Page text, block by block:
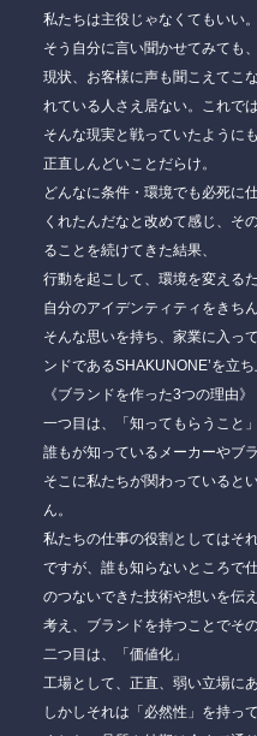
私たちは主役じゃなくてもいい。
そう自分に言い聞かせてみても、
現状、お客様に声も聞こえてこ
れている人さえ居ない。 これで
そんな現実と戦っていたように
正直しんどいことだらけ。
どんなに条件・環境でも必死に
くれたんだなと改めて感じ、そ
ることを続けてきた結果、
行動を起こして、環境を変えるた
自分のアイデンティティをきち
そんな思いを持ち、家業に入っ
ンドであるSHAKUNONE’を立
《ブランドを作った3つの理由》
一つ目は、「知ってもらうこと」
誰もが知っているメーカーやブ
そこに私たちが関わっていると
ん。
私たちの仕事の役割としてはそ
ですが、誰も知らないところで
のつないできた技術や想いを伝
考え、ブランドを持つことでそ
二つ目は、「価値化」
工場として、正直、弱い立場に
しかしそれは「必然性」を持っ